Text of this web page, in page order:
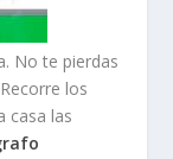
No te pierdas
los
casa las